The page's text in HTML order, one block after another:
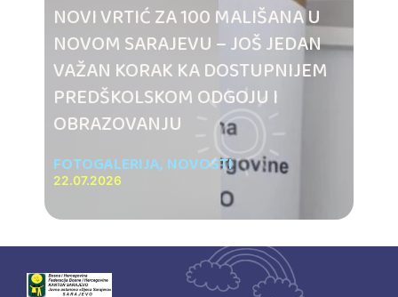
NOVI VRTIĆ ZA 100 MALIŠANA U
NOVOM SARAJEVU – JOŠ JEDAN
VAŽAN KORAK KA DOSTUPNIJEM
PREDŠKOLSKOM ODGOJU I
OBRAZOVANJU
FOTOGALERIJA, NOVOSTI
22.07.2026